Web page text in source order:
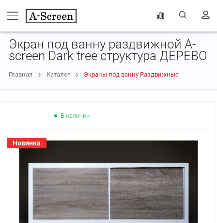
Экран под ванну раздвижной A-
screen Dark tree структура ДЕРЕВО
Главная Каталог Экраны под ванну Раздвижные
В наличии
Новинка